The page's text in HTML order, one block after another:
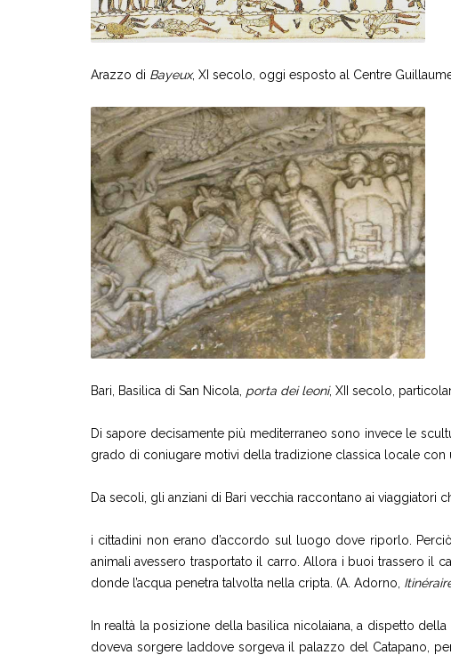
Arazzo di Bayeux, XI secolo, oggi esposto al Centre
Bari, Basilica di San Nicola, porta dei leoni, XII secolo,
Di sapore decisamente più mediterraneo sono invece le
grado di coniugare motivi della tradizione classica locale
Da secoli, gli anziani di Bari vecchia raccontano ai viaggiatori
i cittadini non erano d’accordo sul luogo dove riporlo.
animali avessero trasportato il carro. Allora i buoi trassero il
donde l’acqua penetra talvolta nella cripta. (A. Adorno,
In realtà la posizione della basilica nicolaiana, a dispetto
doveva sorgere laddove sorgeva il palazzo del Catapano,